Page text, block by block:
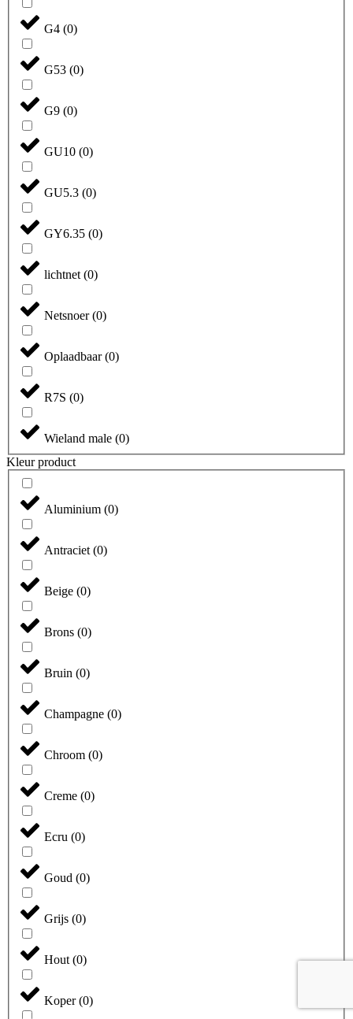
G4 (0)
G53 (0)
G9 (0)
GU10 (0)
GU5.3 (0)
GY6.35 (0)
lichtnet (0)
Netsnoer(0)
Oplaadbaar(0)
R7S (0)
Wieland male (0)
Kleur product
Aluminium (0)
Antraciet (0)
Beige (0)
Brons (0)
Bruin (0)
Champagne (0)
Chroom (0)
Creme (0)
Ecru (0)
Goud (0)
Grijs (0)
Hout (0)
Koper(0)